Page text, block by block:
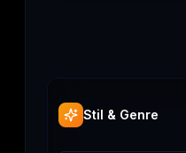
Stil & Genre